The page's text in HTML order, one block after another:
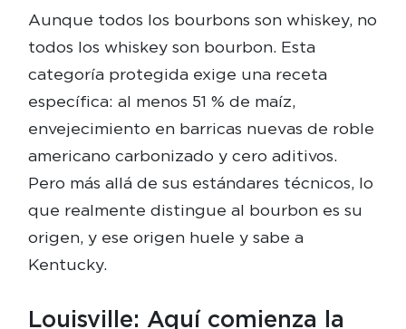
Aunque todos los bourbons son whiskey, no
todos los whiskey son bourbon. Esta
categoría protegida exige una receta
específica: al menos 51 % de maíz,
envejecimiento en barricas nuevas de roble
americano carbonizado y cero aditivos.
Pero más allá de sus estándares técnicos, lo
que realmente distingue al bourbon es su
origen, y ese origen huele y sabe a
Kentucky.
Louisville: Aquí comienza la